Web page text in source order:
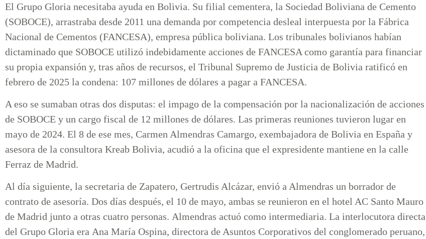
El Grupo Gloria necesitaba ayuda en Bolivia. Su filial cementera, la Sociedad Boliviana de Cemento
(SOBOCE), arrastraba desde 2011 una demanda por competencia desleal interpuesta por la Fábrica
Nacional de Cementos (FANCESA), empresa pública boliviana. Los tribunales bolivianos habían
dictaminado que SOBOCE utilizó indebidamente acciones de FANCESA como garantía para financiar
su propia expansión y, tras años de recursos, el Tribunal Supremo de Justicia de Bolivia ratificó en
febrero de 2025 la condena: 107 millones de dólares a pagar a FANCESA.
A eso se sumaban otras dos disputas: el impago de la compensación por la nacionalización de acciones
de SOBOCE y un cargo fiscal de 12 millones de dólares. Las primeras reuniones tuvieron lugar en
mayo de 2024. El 8 de ese mes, Carmen Almendras Camargo, exembajadora de Bolivia en España y
asesora de la consultora Kreab Bolivia, acudió a la oficina que el expresidente mantiene en la calle
Ferraz de Madrid.
Al día siguiente, la secretaria de Zapatero, Gertrudis Alcázar, envió a Almendras un borrador de
contrato de asesoría. Dos días después, el 10 de mayo, ambas se reunieron en el hotel AC Santo Mauro
de Madrid junto a otras cuatro personas. Almendras actuó como intermediaria. La interlocutora directa
del Grupo Gloria era Ana María Ospina, directora de Asuntos Corporativos del conglomerado peruano,